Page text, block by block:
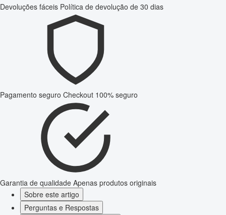
Devoluções fáceis Política de devolução de 30 dias
Pagamento seguro Checkout 100% seguro
Garantia de qualidade Apenas produtos originais
Sobre este artigo
Perguntas e Respostas